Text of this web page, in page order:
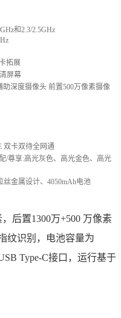
和2.3/2.5GHz
拓展
屏幕
助深度摄像头 前置500万像素摄像
双卡双待全网通
/尊享:高光灰色、高光金色、高光
丝金属设计、4050mAh电池
后置1300万+500 万像素
纹识别，电池容量为
Type-C接口，运行基于